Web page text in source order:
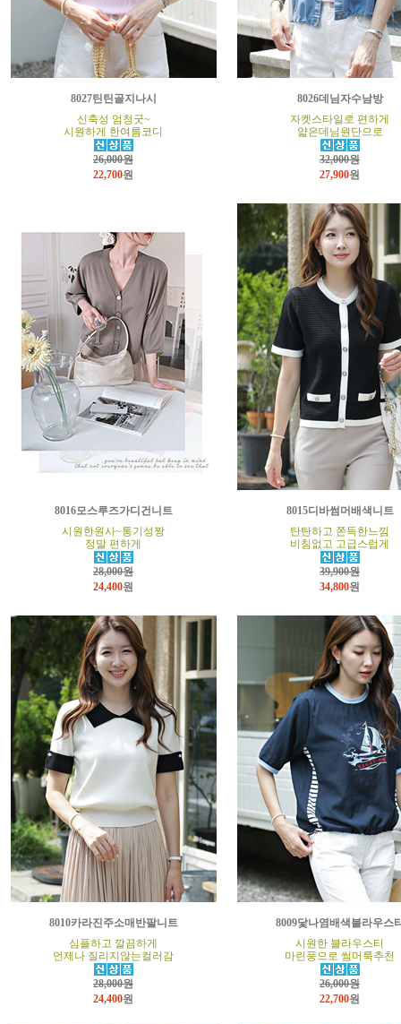
8027틴틴골지나시
신축성 엄청굿~
시원하게 한여름코디
26,000원
22,700원
8026데님자수남방
자켓스타일로 편하게
얇은데님원단으로
32,000원
27,900원
8016모스루즈가디건니트
시원한원사~통기성짱
정말 편하게
28,000원
24,400원
8015디바썸머배색니트
탄탄하고 쫀득한느낌
비침없고 고급스럽게
39,900원
34,800원
8010카라진주소매반팔니트
심플하고 깔끔하게
언제나 질리지않는컬러감
28,000원
24,400원
8009닻나염배색블라우스
시원한 블라우스티
마린풍으로 썸머룩추천
26,000원
22,700원